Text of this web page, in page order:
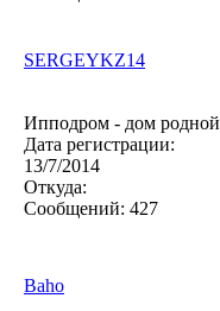
SERGEYKZ14
Ипподром - дом родной
Дата регистрации:
13/7/2014
Откуда:
Сообщений: 427
Baho